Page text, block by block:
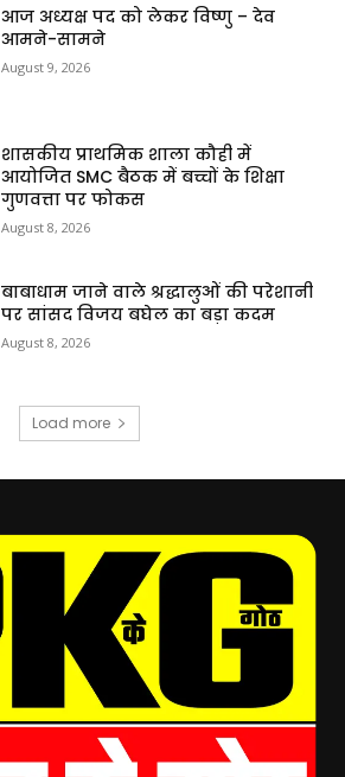
आज अध्यक्ष पद को लेकर विष्णु – देव
आमने-सामने
August 9, 2026
शासकीय प्राथमिक शाला कौही में
आयोजित SMC बैठक में बच्चों के शिक्षा
गुणवत्ता पर फोकस
August 8, 2026
बाबाधाम जाने वाले श्रद्धालुओं की परेशानी
पर सांसद विजय बघेल का बड़ा कदम
August 8, 2026
Load more